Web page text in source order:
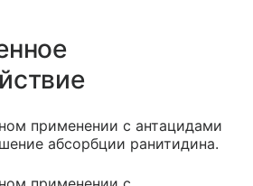
применении с антацидами
абсорбции ранитидина.